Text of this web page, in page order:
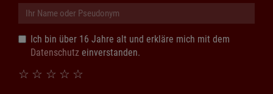
Ich bin über 16 Jahre alt und erkläre mich mit dem
Datenschutz einverstanden.
☆
☆
☆
☆
☆